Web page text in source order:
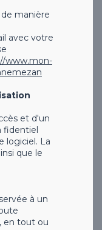
manière
avec votre
www.mon-
et d'un
logiciel. La
que le
à un
en tout ou